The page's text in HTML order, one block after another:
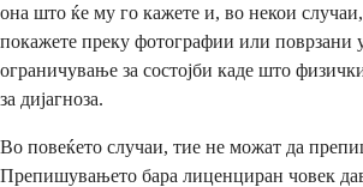
она што ќе му го кажете и, во некои
покажете преку фотографии или поврзани
ограничување за состојби каде што
за дијагноза.
Во повеќето случаи, тие не можат да
Препишувањето бара лиценциран човек